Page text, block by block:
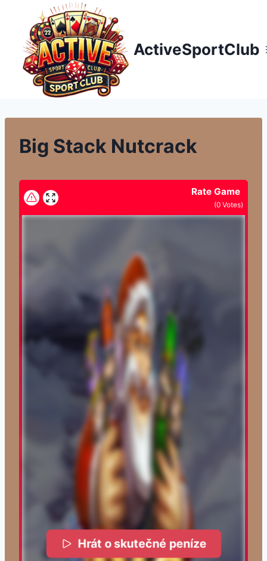
obsah
ActiveSportClub
Big Stack Nutcrack
Rate Game
(0 Votes)
Hrát o skutečné peníze